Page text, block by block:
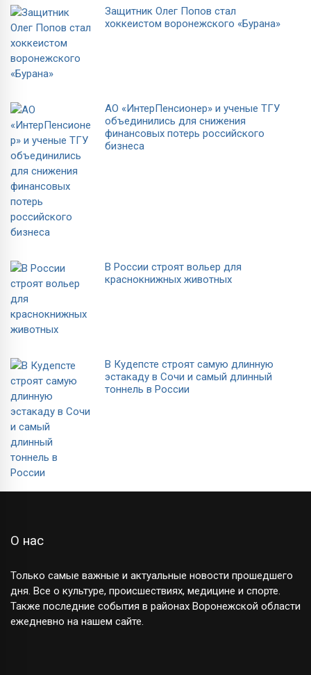
Защитник Олег Попов стал
хоккеистом воронежского «Бурана»
АО «ИнтерПенсионер» и ученые ТГУ
объединились для снижения
финансовых потерь российского
бизнеса
В России строят вольер для
краснокнижных животных
В Кудепсте строят самую длинную
эстакаду в Сочи и самый длинный
тоннель в России
О нас
Только самые важные и актуальные новости прошедшего
дня. Все о культуре, происшествиях, медицине и спорте.
Также последние события в районах Воронежской области
ежедневно на нашем сайте.